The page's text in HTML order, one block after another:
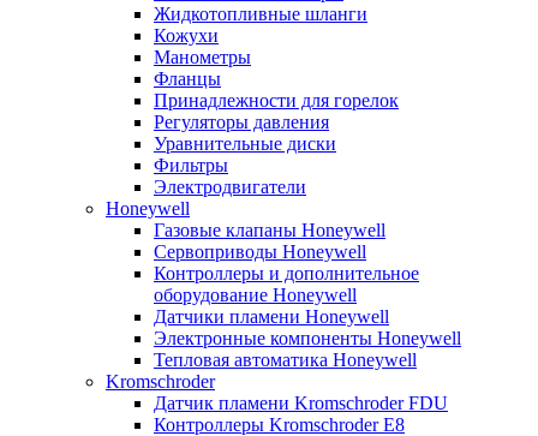
Жидкотопливные шланги
Кожухи
Манометры
Фланцы
Принадлежности для горелок
Регуляторы давления
Уравнительные диски
Фильтры
Электродвигатели
Honeywell
Газовые клапаны Honeywell
Сервоприводы Honeywell
Контроллеры и дополнительное
оборудование Honeywell
Датчики пламени Honeywell
Электронные компоненты Honeywell
Тепловая автоматика Honeywell
Kromschroder
Датчик пламени Kromschroder FDU
Контроллеры Kromschroder E8